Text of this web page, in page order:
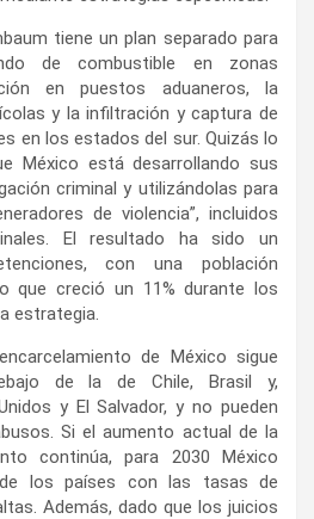
tiene un plan separado para
de combustible en zonas
en puestos aduaneros, la
y la infiltración y captura de
en los estados del sur. Quizás lo
México está desarrollando sus
criminal y utilizándolas para
de violencia”, incluidos
El resultado ha sido un
con una población
que creció un 11% durante los
estrategia.
de México sigue
de la de Chile, Brasil y,
y El Salvador, y no pueden
Si el aumento actual de la
continúa, para 2030 México
los países con las tasas de
Además, dado que los juicios